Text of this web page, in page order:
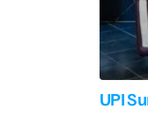
UPI